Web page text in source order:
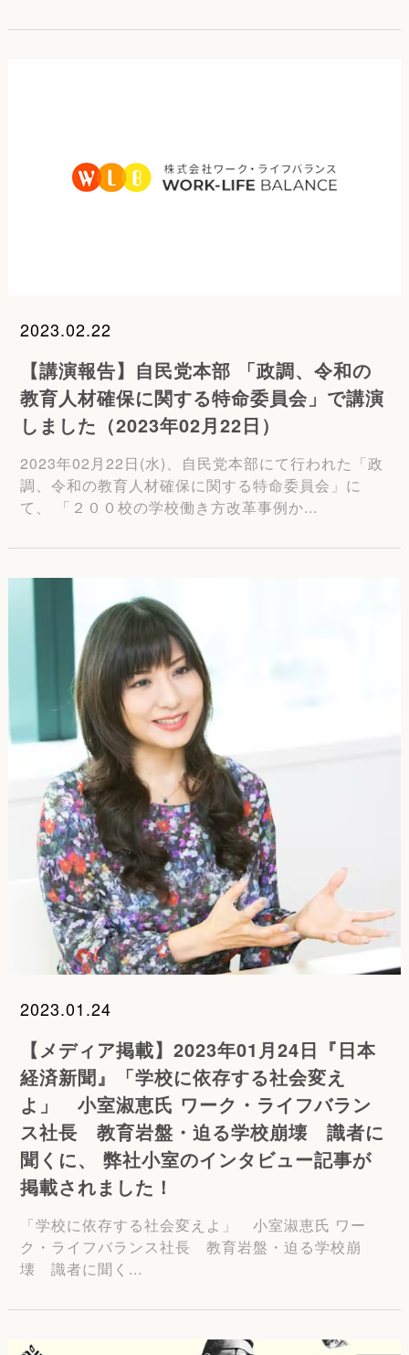
2023.02.22
【講演報告】自民党本部 「政調、令和の
教育人材確保に関する特命委員会」で講演
しました（2023年02月22日）
2023年02月22日(水)、自民党本部にて行われた「政
調、令和の教育人材確保に関する特命委員会」に
て、 「２００校の学校働き方改革事例か...
2023.01.24
【メディア掲載】2023年01月24日『日本
経済新聞』「学校に依存する社会変え
よ」 小室淑恵氏 ワーク・ライフバラン
ス社長 教育岩盤・迫る学校崩壊 識者に
聞くに、 弊社小室のインタビュー記事が
掲載されました！
「学校に依存する社会変えよ」 小室淑恵氏 ワー
ク・ライフバランス社長 教育岩盤・迫る学校崩
壊 識者に聞く...